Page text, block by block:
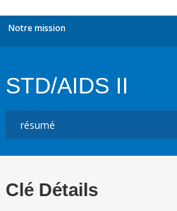
Notre mission
STD/AIDS II
Clé Détails